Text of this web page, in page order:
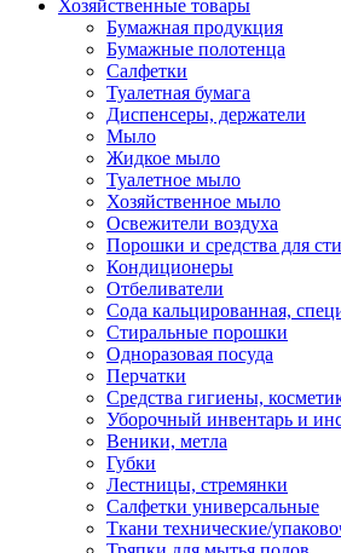
Хозяйственные товары
Бумажная продукция
Бумажные полотенца
Салфетки
Туалетная бумага
Диспенсеры, держатели
Мыло
Жидкое мыло
Туалетное мыло
Хозяйственное мыло
Освежители воздуха
Порошки и средства для
Кондиционеры
Отбеливатели
Сода кальцированная,
Стиральные порошки
Одноразовая посуда
Перчатки
Средства гигиены,
Уборочный инвентарь и
Веники, метла
Губки
Лестницы, стремянки
Салфетки универсальные
Ткани технические/